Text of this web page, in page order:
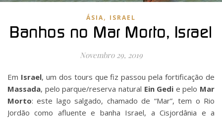
ÁSIA, ISRAEL
Banhos no Mar Morto, Israel
Novembro 29, 2019
Em Israel, um dos tours que fiz passou pela fortificação de
Massada, pelo parque/reserva natural Ein Gedi e pelo Mar
Morto: este lago salgado, chamado de “Mar”, tem o Rio
Jordão como afluente e banha Israel, a Cisjordânia e a